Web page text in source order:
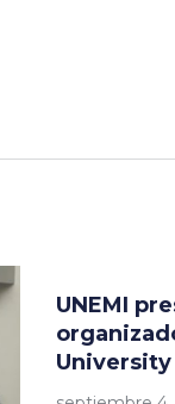
UNEMI
University